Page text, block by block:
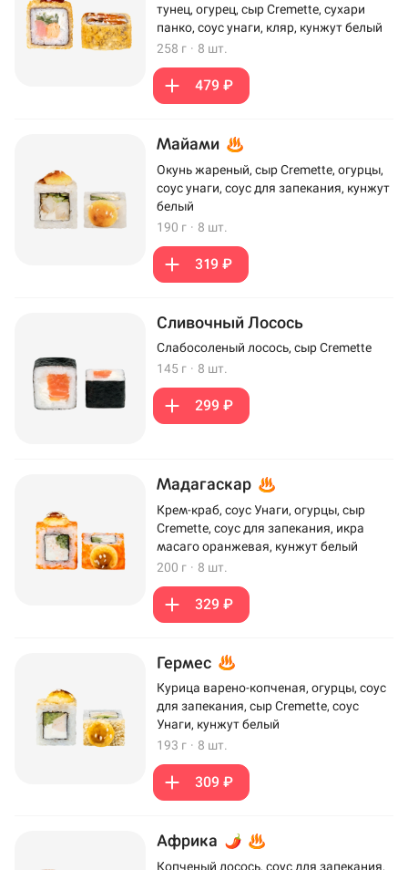
тунец, огурец, сыр Cremette, сухари
панко, соус унаги, кляр, кунжут белый
258 г · 8 шт.
479 ₽
Майами
Окунь жареный, сыр Cremette, огурцы,
соус унаги, соус для запекания, кунжут
белый
190 г · 8 шт.
319 ₽
Сливочный Лосось
Слабосоленый лосось, сыр Cremette
145 г · 8 шт.
299 ₽
Мадагаскар
Крем-краб, соус Унаги, огурцы, сыр
Cremette, соус для запекания, икра
масаго оранжевая, кунжут белый
200 г · 8 шт.
329 ₽
Гермес
Курица варено-копченая, огурцы, соус
для запекания, сыр Cremette, соус
Унаги, кунжут белый
193 г · 8 шт.
309 ₽
Африка
Копченый лосось, соус для запекания,